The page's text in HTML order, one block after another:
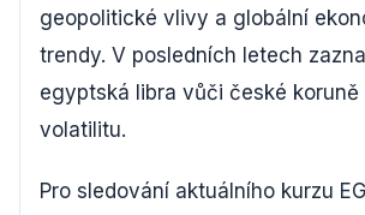
geopolitické vlivy a globální
trendy. V posledních letech
egyptská libra vůči české koruně
volatilitu.
Pro sledování aktuálního kurzu